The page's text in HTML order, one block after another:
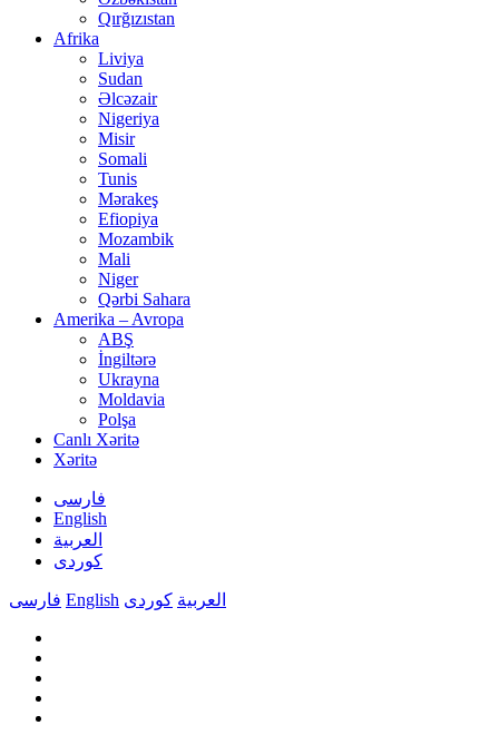
Qırğızıstan
Afrika
Liviya
Sudan
Əlcəzair
Nigeriya
Misir
Somali
Tunis
Mərakeş
Efiopiya
Mozambik
Mali
Niger
Qərbi Sahara
Amerika – Avropa
ABŞ
İngiltərə
Ukrayna
Moldavia
Polşa
Canlı Xəritə
Xəritə
فارسی
English
العربیة
کوردی
فارسی English العربیة کوردی